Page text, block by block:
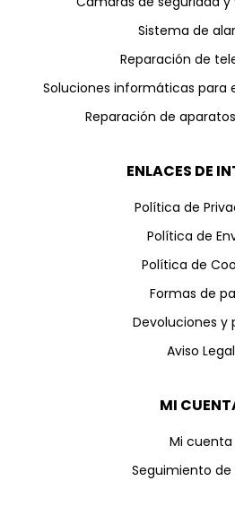
Sistema de
Reparación de
Soluciones informáticas para
Reparación de
ENLACES DE
Política de
Política de
Política de
Formas de
Devoluciones y
Aviso Legal
MI
Mi cuenta
Seguimiento de